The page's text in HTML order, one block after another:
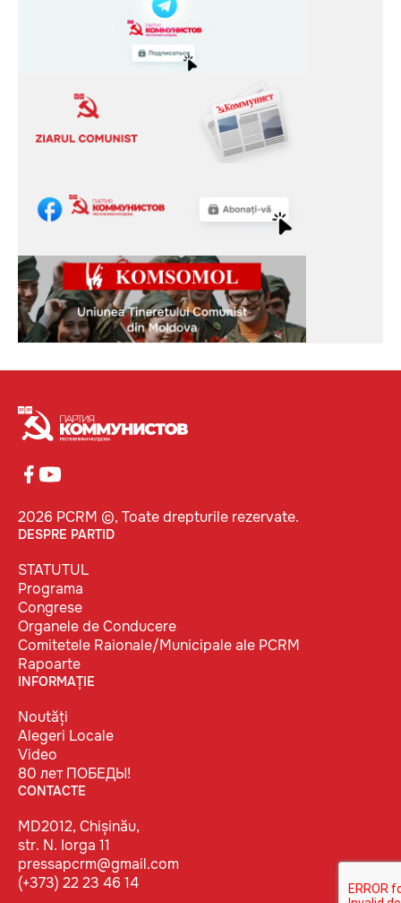
2026 PCRM ©, Toate drepturile rezervate.
DESPRE PARTID
STATUTUL
Programa
Congrese
Organele de Conducere
Comitetele Raionale/Municipale ale PCRM
Rapoarte
INFORMAȚIE
Noutăți
Alegeri Locale
Video
80 лет ПОБЕДЫ!
CONTACTE
MD2012, Chișinău,
str. N. Iorga 11
pressapcrm@gmail.com
(+373) 22 23 46 14